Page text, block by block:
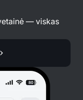
— viskas